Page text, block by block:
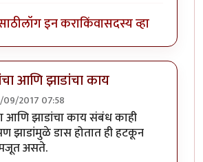
लॉग इन कराकिंवासदस्य व्हा
आणि झाडांचा काय
09/2017 07:58
एकदा बागकाम एक छंद-(by
आणि झाडांचा काय संबंध काही
झाडांमुळे डास होतात ही हटकून
असते.